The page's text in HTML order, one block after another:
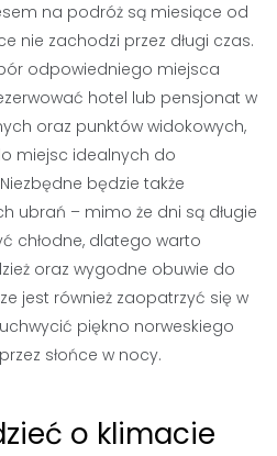
na podróż są miesiące od
nie zachodzi przez długi czas.
odpowiedniego miejsca
hotel lub pensjonat w
oraz punktów widokowych,
miejsc idealnych do
będzie także
ubrań – mimo że dni są długie
chłodne, dlatego warto
oraz wygodne obuwie do
jest również zaopatrzyć się w
piękno norweskiego
słońce w nocy.
o klimacie